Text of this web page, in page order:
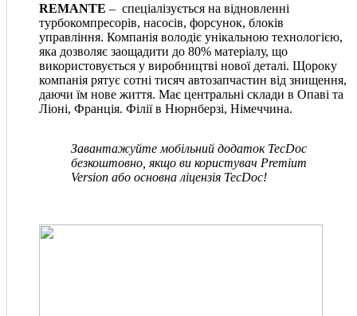
REMANTE – спеціалізується на відновленні
турбокомпресорів, насосів, форсунок, блоків
управління. Компанія володіє унікальною технологією,
яка дозволяє заощадити до 80% матеріалу, що
використовується у виробництві нової деталі. Щороку
компанія рятує сотні тисяч автозапчастин від знищення,
даючи їм нове життя. Має центральні склади в Опаві та
Ліоні, Франція. Філії в Нюрнберзі, Німеччина.
Завантажуйте мобільний додаток TecDoc
безкоштовно, якщо ви користувач Premium
Version або основна ліцензія TecDoc!